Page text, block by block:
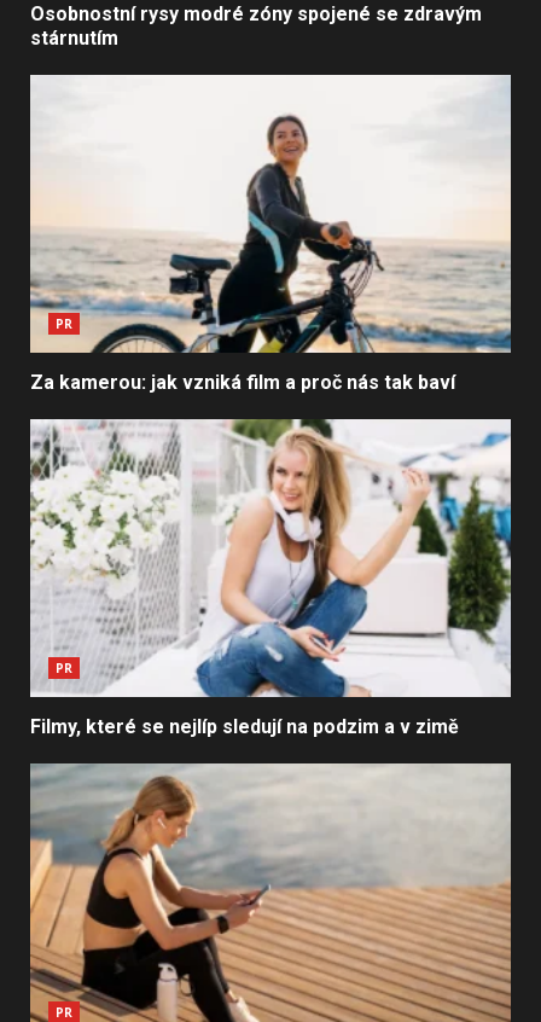
Osobnostní rysy modré zóny spojené se zdravým
stárnutím
PR
Za kamerou: jak vzniká film a proč nás tak baví
PR
Filmy, které se nejlíp sledují na podzim a v zimě
PR